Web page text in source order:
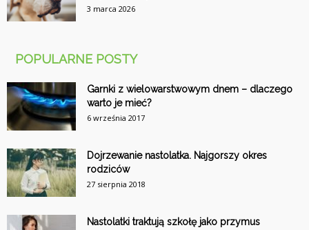
3 marca 2026
POPULARNE POSTY
Garnki z wielowarstwowym dnem – dlaczego
warto je mieć?
6 września 2017
Dojrzewanie nastolatka. Najgorszy okres
rodziców
27 sierpnia 2018
Nastolatki traktują szkołę jako przymus